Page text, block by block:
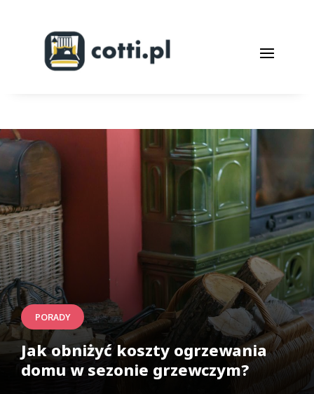
PORADY
Jak obniżyć koszty ogrzewania
domu w sezonie grzewczym?